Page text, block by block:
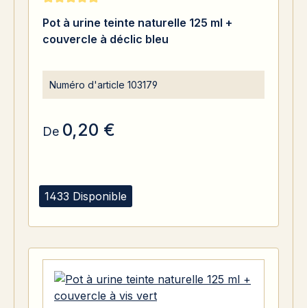
1433 Disponible
Note moyenne de 5 sur 5 étoiles
Pot à urine teinte naturelle 125 ml +
couvercle à déclic bleu
Numéro d'article 103179
De 0,20 €